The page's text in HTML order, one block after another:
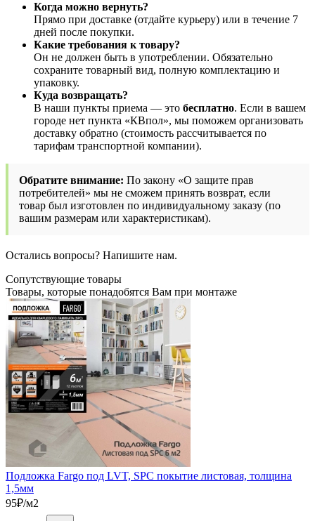
Когда можно вернуть?
Прямо при доставке (отдайте курьеру) или в течение 7
дней после покупки.
Какие требования к товару?
Он не должен быть в употреблении. Обязательно
сохраните товарный вид, полную комплектацию и
упаковку.
Куда возвращать?
В наши пункты приема — это бесплатно. Если в вашем
городе нет пункта «КВпол», мы поможем организовать
доставку обратно (стоимость рассчитывается по
тарифам транспортной компании).
Обратите внимание: По закону «О защите прав
потребителей» мы не сможем принять возврат, если
товар был изготовлен по индивидуальному заказу (по
вашим размерам или характеристикам).
Остались вопросы? Напишите нам.
Сопутствующие товары
Товары, которые понадобятся Вам при монтаже
Подложка Fargo под LVT, SPC покытие листовая, толщина
1,5мм
95₽/м2